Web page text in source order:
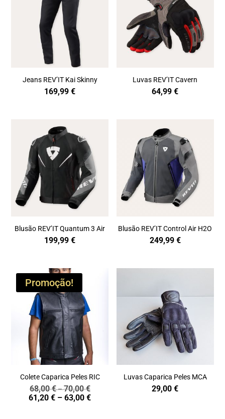
Jeans REV’IT Kai Skinny
169,99€
Luvas REV’IT Cavern
64,99€
Blusão REV’IT Quantum 3 Air
199,99€
Blusão REV’IT Control Air H2O
249,99 €
Promoção!
Colete Caparica Peles RIC
68,00€–70,00€Price
range:
61,20€ – 63,00€Price
Luvas Caparica Peles MCA
29,00€